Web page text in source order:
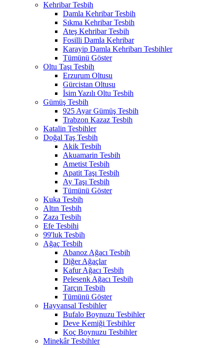
Kehribar Tesbih
Damla Kehribar Tesbih
Sıkma Kehribar Tesbih
Ateş Kehribar Tesbih
Fosilli Damla Kehribar
Karayip Damla Kehribarı Tesbihler
Tümünü Göster
Oltu Taşı Tesbih
Erzurum Oltusu
Gürcistan Oltusu
İsim Yazılı Oltu Tesbih
Gümüş Tesbih
925 Ayar Gümüş Tesbih
Trabzon Kazaz Tesbih
Katalin Tesbihler
Doğal Taş Tesbih
Akik Tesbih
Akuamarin Tesbih
Ametist Tesbih
Apatit Taşı Tesbih
Ay Taşı Tesbih
Tümünü Göster
Kuka Tesbih
Altın Tesbih
Zaza Tesbih
Efe Tesbihi
99'luk Tesbih
Ağaç Tesbih
Abanoz Ağacı Tesbih
Diğer Ağaçlar
Kafur Ağacı Tesbih
Pelesenk Ağacı Tesbih
Tarçın Tesbih
Tümünü Göster
Hayvansal Tesbihler
Bufalo Boynuzu Tesbihler
Deve Kemiği Tesbihler
Koç Boynuzu Tesbihler
Minekâr Tesbihler